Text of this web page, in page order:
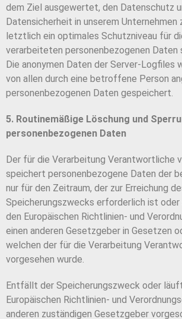
dem Ziel ausgewertet, den Datenschutz
Datensicherheit in unserem Unternehmen
letztlich ein optimales Schutzniveau für
verarbeiteten personenbezogenen Daten
Die anonymen Daten der Server-Logfiles
von allen durch eine betroffene Person
personenbezogenen Daten gespeichert.
5. Routinemäßige Löschung und
personenbezogenen Daten
Der für die Verarbeitung Verantwortliche
speichert personenbezogene Daten der
nur für den Zeitraum, der zur Erreichung
Speicherungszwecks erforderlich ist
den Europäischen Richtlinien- und
einen anderen Gesetzgeber in Gesetzen
welchen der für die Verarbeitung
vorgesehen wurde.
Entfällt der Speicherungszweck oder
Europäischen Richtlinien- und
anderen zuständigen Gesetzgeber